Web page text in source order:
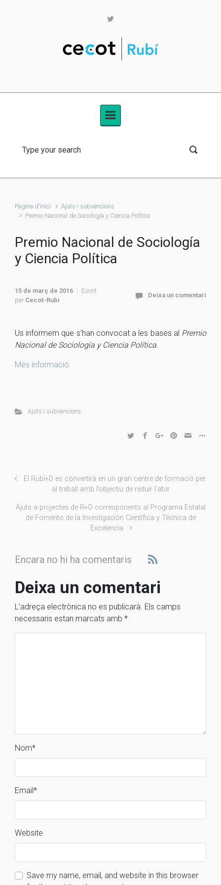
Pàgina d'inici
Ajuts i subvencions
Premio Nacional de Sociología y Ciencia Política
Premio Nacional de Sociología
y Ciencia Política
15 de març de 2016
Escrit
per Cecot-Rubi
Deixa un comentari
Us informem que s’han convocat a les bases al Premio
Nacional de Sociología y Ciencia Política.
Més informació.
Ajuts i subvencions
El Rubí+D es convertirà en un gran centre de formació per
al treball amb l’objectiu de reduir l’atur
Ajuts a projectes de R+D corresponents al Programa Estatal
de Fomento de la Investigación Científica y Técnica de
Excelencia
Encara no hi ha comentaris
Deixa un comentari
L'adreça electrònica no es publicarà. Els camps
necessaris estan marcats amb *
Nom*
Email*
Website
Save my name, email, and website in this browser